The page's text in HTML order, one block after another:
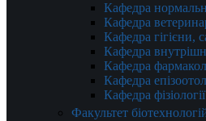
Кафедра
Кафедра
Кафедра гігієни,
Кафедра
Кафедра
Кафедра
Кафедра
Факультет